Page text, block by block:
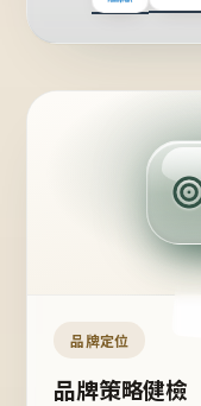
品牌定位
品牌策略健檢